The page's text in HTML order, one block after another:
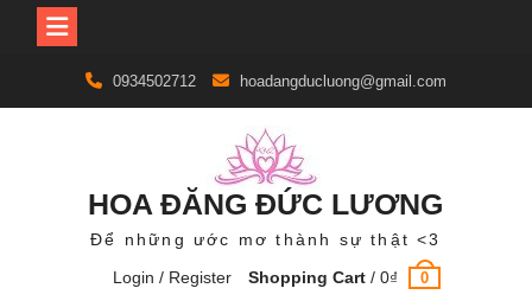
content
0934502712 hoadangducluong@gmail.com
HOA ĐĂNG ĐỨC LƯƠNG
Để những ước mơ thành sự thật <3
Login / Register
Shopping Cart /0₫ 0